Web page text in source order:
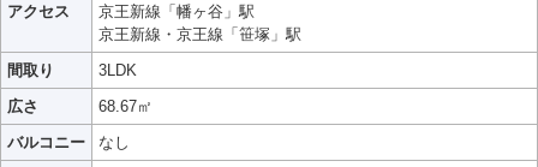
アクセス
京王新線「幡ヶ谷」駅
京王新線・京王線「笹塚」駅
間取り
3LDK
広さ
68.67㎡
バルコニー
なし